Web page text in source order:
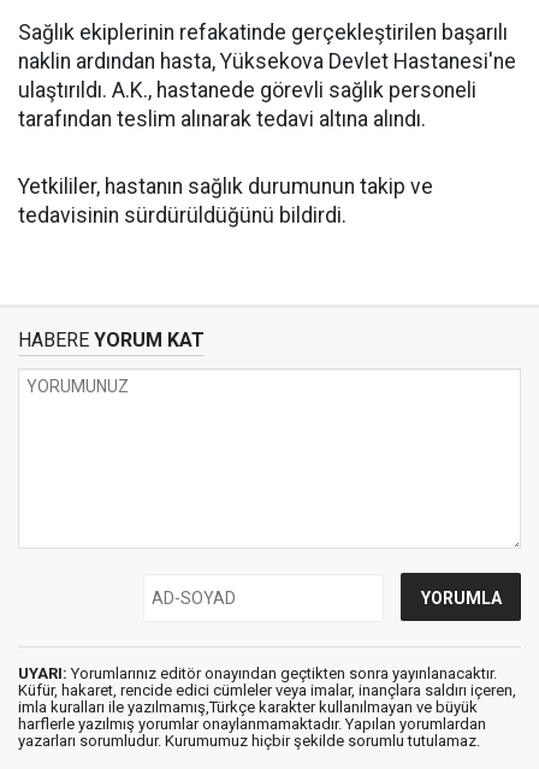
Sağlık ekiplerinin refakatinde gerçekleştirilen başarılı
naklin ardından hasta, Yüksekova Devlet Hastanesi'ne
ulaştırıldı. A.K., hastanede görevli sağlık personeli
tarafından teslim alınarak tedavi altına alındı.
Yetkililer, hastanın sağlık durumunun takip ve
tedavisinin sürdürüldüğünü bildirdi.
HABERE YORUM KAT
UYARI: Yorumlarınız editör onayından geçtikten sonra yayınlanacaktır.
Küfür, hakaret, rencide edici cümleler veya imalar, inançlara saldırı içeren,
imla kuralları ile yazılmamış,Türkçe karakter kullanılmayan ve büyük
harflerle yazılmış yorumlar onaylanmamaktadır. Yapılan yorumlardan
yazarları sorumludur. Kurumumuz hiçbir şekilde sorumlu tutulamaz.